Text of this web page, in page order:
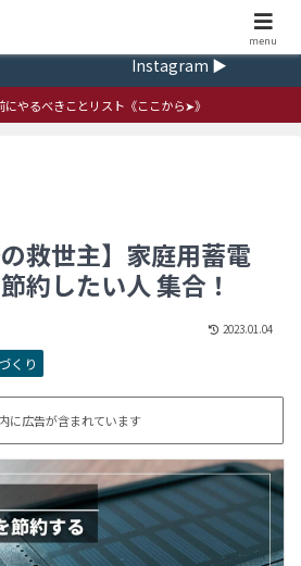
Instagram ▶
にやるべきことリスト《ここから➤》
の救世主】家庭用蓄電
約したい人 集合！
2023.01.04
くり
に広告が含まれています
ｍenu